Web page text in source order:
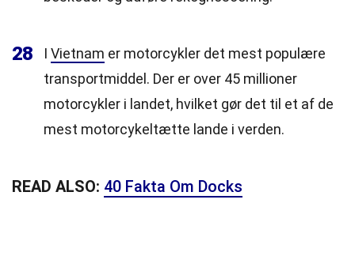
28 I Vietnam er motorcykler det mest populære
transportmiddel. Der er over 45 millioner
motorcykler i landet, hvilket gør det til et af de
mest motorcykeltætte lande i verden.
READ ALSO: 40 Fakta Om Docks